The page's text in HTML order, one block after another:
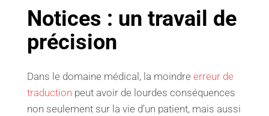
Notices : un travail de
précision
Dans le domaine médical, la moindre erreur de
traduction peut avoir de lourdes conséquences
non seulement sur la vie d’un patient, mais aussi